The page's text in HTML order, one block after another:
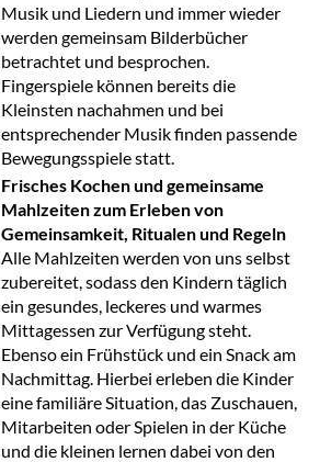
Musik und Liedern und immer wieder
werden gemeinsam Bilderbücher
betrachtet und besprochen.
Fingerspiele können bereits die
Kleinsten nachahmen und bei
entsprechender Musik finden passende
Bewegungsspiele statt.
Frisches Kochen und gemeinsame
Mahlzeiten zum Erleben von
Gemeinsamkeit, Ritualen und Regeln
Alle Mahlzeiten werden von uns selbst
zubereitet, sodass den Kindern täglich
ein gesundes, leckeres und warmes
Mittagessen zur Verfügung steht.
Ebenso ein Frühstück und ein Snack am
Nachmittag. Hierbei erleben die Kinder
eine familiäre Situation, das Zuschauen,
Mitarbeiten oder Spielen in der Küche
und die kleinen lernen dabei von den